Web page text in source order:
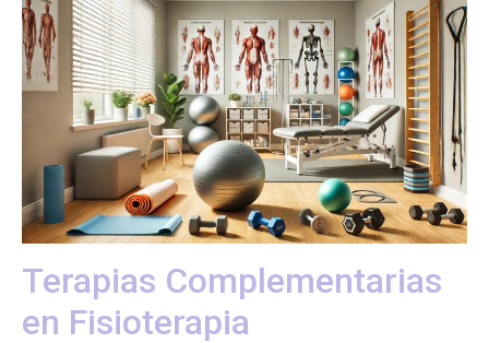
Terapias Complementarias
en Fisioterapia